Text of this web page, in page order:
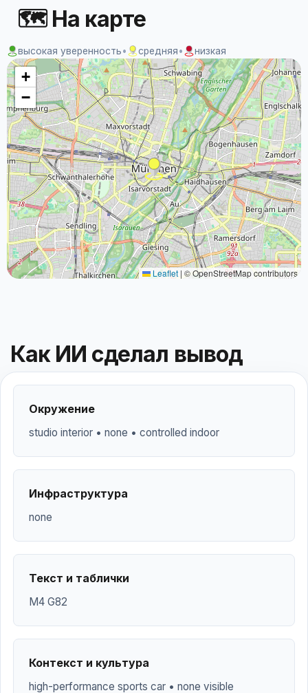
🗺 На карте
высокая уверенность• средняя• низкая
+
−
Leaflet | © OpenStreetMap contributors
Как ИИ сделал вывод
Окружение
studio interior • none • controlled indoor
Инфраструктура
none
Текст и таблички
M4 G82
Контекст и культура
high-performance sports car • none visible